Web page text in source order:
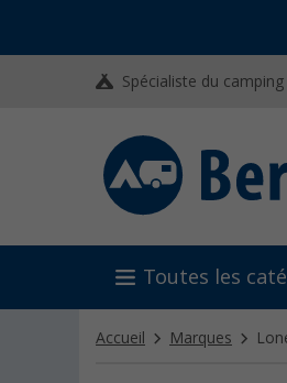
Spécialiste du
Toutes les
Accueil Marques